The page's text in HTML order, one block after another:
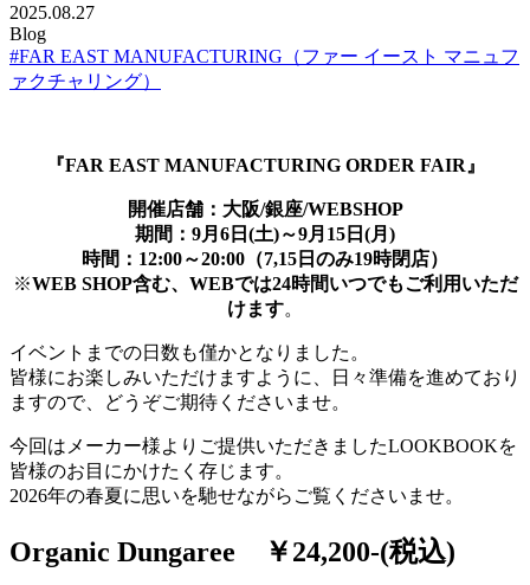
2025.08.27
Blog
#FAR EAST MANUFACTURING（ファー イースト マニュフ
ァクチャリング）
『FAR EAST MANUFACTURING ORDER FAIR』
開催店舗：大阪/銀座/WEBSHOP
期間：9月6日(土)～9月15日(月)
時間：12:00～20:00（7,15日のみ19時閉店）
※WEB SHOP含む、WEBでは24時間いつでもご利用いただ
けます。
イベントまでの日数も僅かとなりました。
皆様にお楽しみいただけますように、日々準備を進めており
ますので、どうぞご期待くださいませ。
今回はメーカー様よりご提供いただきましたLOOKBOOKを
皆様のお目にかけたく存じます。
2026年の春夏に思いを馳せながらご覧くださいませ。
Organic Dungaree ￥24,200-(税込)